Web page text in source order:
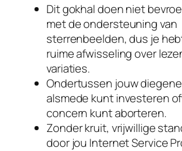
Dit gokhal doen niet
met de ondersteuning van
sterrenbeelden, dus je
ruime afwisseling over
variaties.
Ondertussen jouw
alsmede kunt investeren
concern kunt aborteren.
Zonder kruit, vrijwillige
door jou Internet Service